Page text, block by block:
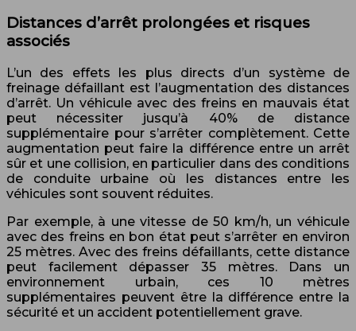
Distances d’arrêt prolongées et risques
associés
L’un des effets les plus directs d’un système de
freinage défaillant est l’augmentation des distances
d’arrêt. Un véhicule avec des freins en mauvais état
peut nécessiter jusqu’à 40% de distance
supplémentaire pour s’arrêter complètement. Cette
augmentation peut faire la différence entre un arrêt
sûr et une collision, en particulier dans des conditions
de conduite urbaine où les distances entre les
véhicules sont souvent réduites.
Par exemple, à une vitesse de 50 km/h, un véhicule
avec des freins en bon état peut s’arrêter en environ
25 mètres. Avec des freins défaillants, cette distance
peut facilement dépasser 35 mètres. Dans un
environnement urbain, ces 10 mètres
supplémentaires peuvent être la différence entre la
sécurité et un accident potentiellement grave.